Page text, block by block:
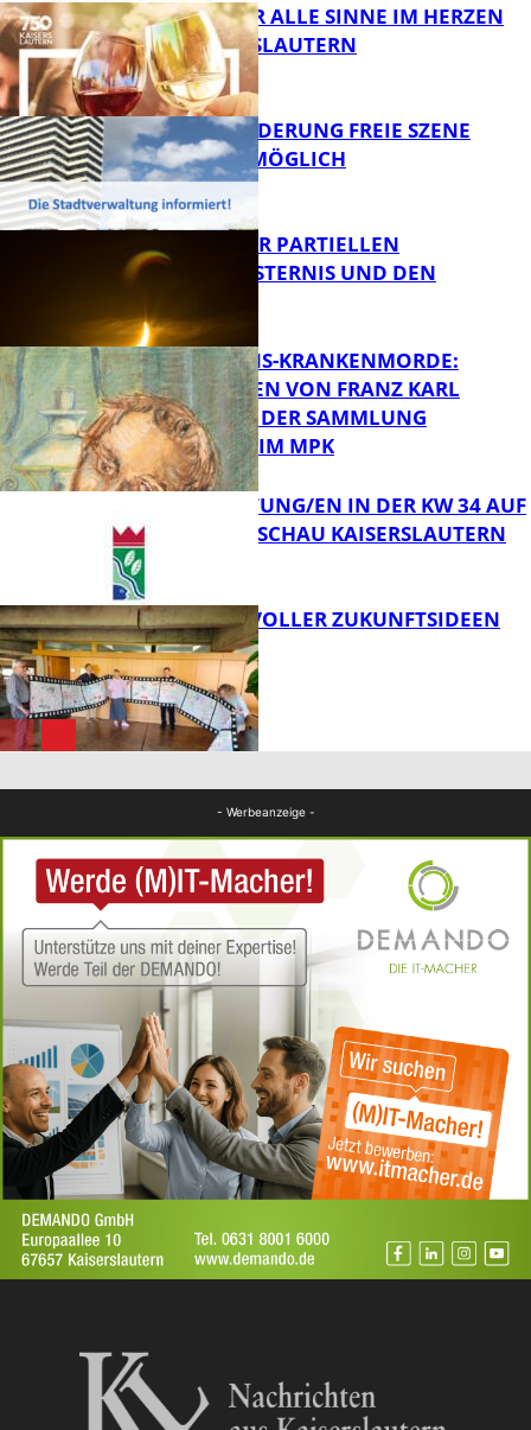
FB Kultur
FB Kultur
GENÜSSE FÜR ALLE SINNE IM HERZEN
VON KAISERSLAUTERN
PROJEKTFÖRDERUNG FREIE SZENE
WEITERHIN MÖGLICH
Bildung
VORTRAG ZUR PARTIELLEN
SONNENFINSTERNIS UND DEN
PERSEIDEN
OPFER DER NS-KRANKENMORDE:
ZEICHNUNGEN VON FRANZ KARL
BÜHLER AUS DER SAMMLUNG
PRINZHORN IM MPK
FB Kultur
VERANSTALTUNG/EN IN DER KW 34 AUF
DER GARTENSCHAU KAISERSLAUTERN
FILMROLLE VOLLER ZUKUNFTSIDEEN
- Werbeanzeige -